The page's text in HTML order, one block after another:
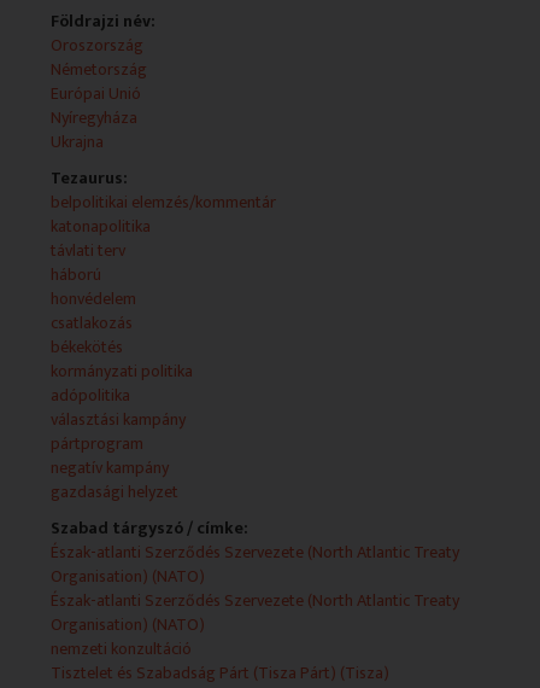
2025-11-29 18:25:00 Nemzeti Sporthíradó
2025-11-29 18:35:00 Időjárás-jelentés
2025-11-29 18:45:00 Ma este
Élő műsorblokk, amelyet a stúdióból vagy más
helyszínről politikai, gazdasági, kulturális szakmai
beszélgetések mellett híradók, magazinok és egyéb élő
kapcsolások egészítenek ki.
2025-11-29 19:00:00 Időjárás-jelentés
2025-11-29 19:04:00 VILÁGHÍRADÓ
2025-11-29 19:25:00 Időjárás-jelentés
Földrajzi név:
Oroszország
Németország
Európai Unió
Nyíregyháza
Ukrajna
Tezaurus:
belpolitikai elemzés/kommentár
katonapolitika
távlati terv
háború
honvédelem
csatlakozás
békekötés
kormányzati politika
adópolitika
választási kampány
pártprogram
negatív kampány
gazdasági helyzet
Szabad tárgyszó / címke:
Észak-atlanti Szerződés Szervezete (North Atlantic Treaty
Organisation) (NATO)
Észak-atlanti Szerződés Szervezete (North Atlantic Treaty
Organisation) (NATO)
nemzeti konzultáció
Tisztelet és Szabadság Párt (Tisza Párt) (Tisza)